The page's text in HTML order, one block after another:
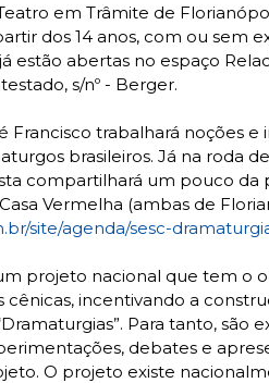
em Trâmite de
dos 14 anos, com ou sem
estão abertas no espaço
s/nº - Berger.
Francisco trabalhará noções
brasileiros. Já na roda
compartilhará um pouco da
Vermelha (ambas de
site/agenda/sesc-
projeto nacional que tem o
cênicas, incentivando a
Para tanto, são
debates e
O projeto existe